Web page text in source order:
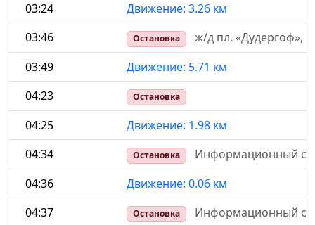
03:24
Движение: 3.26 км
03:46
Остановка
ж/д пл. «Дудергоф»,
03:49
Движение: 5.71 км
04:23
Остановка
04:25
Движение: 1.98 км
04:34
Остановка
Информационный
04:36
Движение: 0.06 км
04:37
Остановка
Информационный